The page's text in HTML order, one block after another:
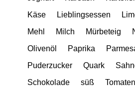
Käse
Lieblingsessen
Mehl
Milch Mürbeteig
Olivenöl
Paprika
Puderzucker
Quark
Schokolade
süß Tomaten